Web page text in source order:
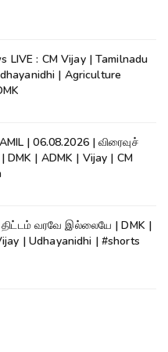
LIVE : CM Vijay | Tamilnadu
| Agriculture
| 06.08.2026 | விரைவுச்
| ADMK | Vijay | CM
வரவே இல்லையே | DMK |
| Udhayanidhi | #shorts